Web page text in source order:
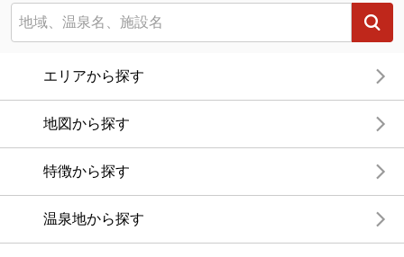
エリアから探す
地図から探す
特徴から探す
温泉地から探す